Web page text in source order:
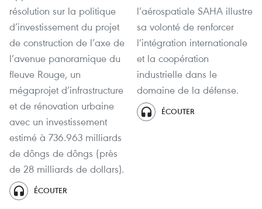
résolution sur la politique
d’investissement du projet
de construction de l’axe de
l’avenue panoramique du
fleuve Rouge, un
mégaprojet d’infrastructure
et de rénovation urbaine
avec un investissement
estimé à 736.963 milliards
de dôngs de dôngs (près
de 28 milliards de dollars).
ÉCOUTER
l’aérospatiale SAHA illustre
sa volonté de renforcer
l’intégration internationale
et la coopération
industrielle dans le
domaine de la défense.
ÉCOUTER